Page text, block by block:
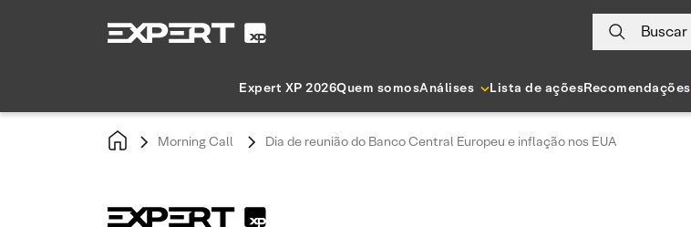
Buscar
Expert XP 2026Quem somosAnálises Lista de açõesRecomendações
Morning Call Dia de reunião do Banco Central Europeu e inflação nos EUA